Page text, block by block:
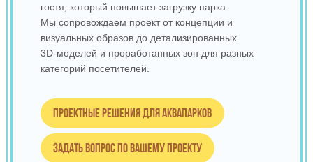
гостя, который повышает загрузку парка.
Мы сопровождаем проект от концепции и
визуальных образов до детализированных
3D‑моделей и проработанных зон для разных
категорий посетителей.
Проектные решения для аквапарков
Задать вопрос по вашему проекту